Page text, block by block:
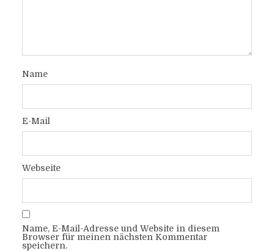
Name
E-Mail
Webseite
Name, E-Mail-Adresse und Website in diesem
Browser für meinen nächsten Kommentar
speichern.